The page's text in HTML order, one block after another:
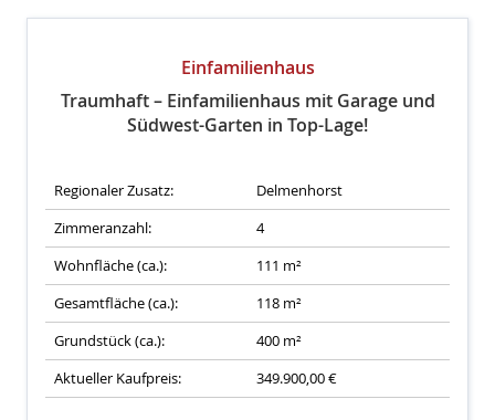
Einfamilienhaus
Traumhaft – Einfamilienhaus mit Garage und
Südwest-Garten in Top-Lage!
Regionaler Zusatz:
Delmenhorst
Zimmeranzahl:
4
Wohnfläche (ca.):
111 m²
Gesamtfläche (ca.):
118 m²
Grundstück (ca.):
400 m²
Aktueller Kaufpreis:
349.900,00 €